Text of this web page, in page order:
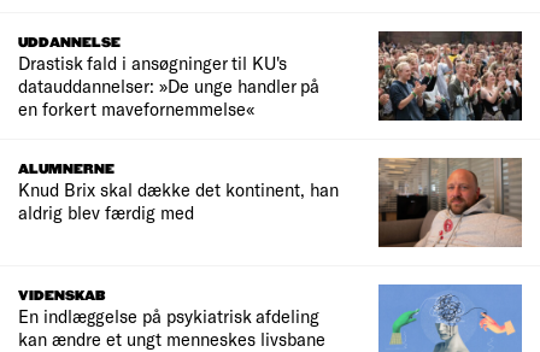
UDDANNELSE
Drastisk fald i ansøgninger til KU's
datauddannelser: »De unge handler på
en forkert mavefornemmelse«
ALUMNERNE
Knud Brix skal dække det kontinent, han
aldrig blev færdig med
VIDENSKAB
En indlæggelse på psykiatrisk afdeling
kan ændre et ungt menneskes livsbane